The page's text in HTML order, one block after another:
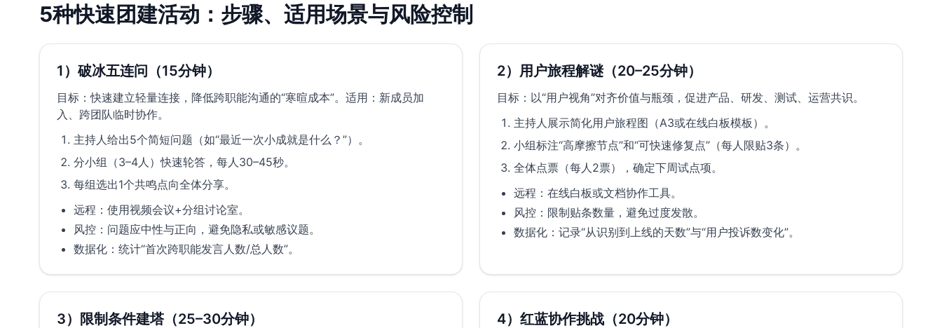
5种快速团建活动：步骤、适用场景与风险控制
1）破冰五连问（15分钟）
目标：快速建立轻量连接，降低跨职能沟通的“寒暄成本”。适用：新成员加
入、跨团队临时协作。
主持人给出5个简短问题（如“最近一次小成就是什么？”）。
分小组（3–4人）快速轮答，每人30–45秒。
每组选出1个共鸣点向全体分享。
远程：使用视频会议+分组讨论室。
风控：问题应中性与正向，避免隐私或敏感议题。
数据化：统计“首次跨职能发言人数/总人数”。
2）用户旅程解谜（20–25分钟）
目标：以“用户视角”对齐价值与瓶颈，促进产品、研发、测试、运营共识。
主持人展示简化用户旅程图（A3或在线白板模板）。
小组标注“高摩擦节点”和“可快速修复点”（每人限贴3条）。
全体点票（每人2票），确定下周试点项。
远程：在线白板或文档协作工具。
风控：限制贴条数量，避免过度发散。
数据化：记录“从识别到上线的天数”与“用户投诉数变化”。
3）限制条件建塔（25–30分钟） 4）红蓝协作挑战（20分钟）